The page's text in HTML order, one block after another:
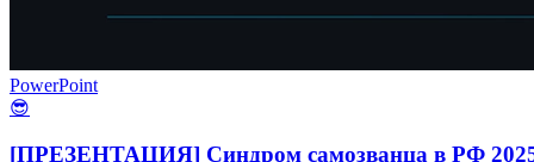
PowerPoint
😎
[ПРЕЗЕНТАЦИЯ] Синдром самозванца в РФ